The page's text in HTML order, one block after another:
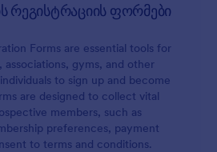
რეგისტრაციის ფორმები
Forms are essential tools for
associations, gyms, and other
to sign up and become
are designed to collect vital
members, such as
preferences, payment
to terms and conditions.